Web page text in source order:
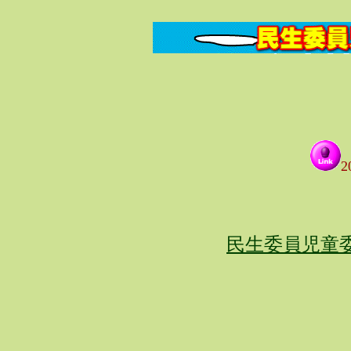
民生委員児童